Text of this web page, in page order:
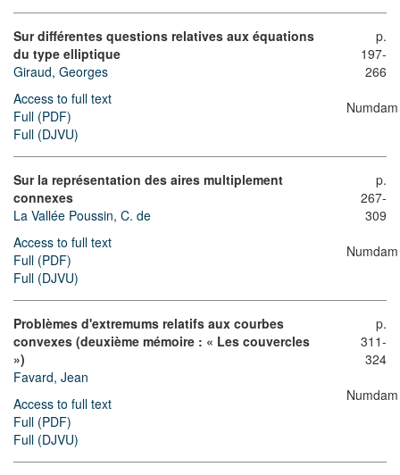
Sur différentes questions relatives aux équations
du type elliptique
Giraud, Georges
Access to full text
Full (PDF)
Full (DJVU)
p.
197-
266
Numdam
Sur la représentation des aires multiplement
connexes
La Vallée Poussin, C. de
Access to full text
Full (PDF)
Full (DJVU)
p.
267-
309
Numdam
Problèmes d'extremums relatifs aux courbes
convexes (deuxième mémoire : « Les couvercles
»)
Favard, Jean
Access to full text
Full (PDF)
Full (DJVU)
p.
311-
324
Numdam